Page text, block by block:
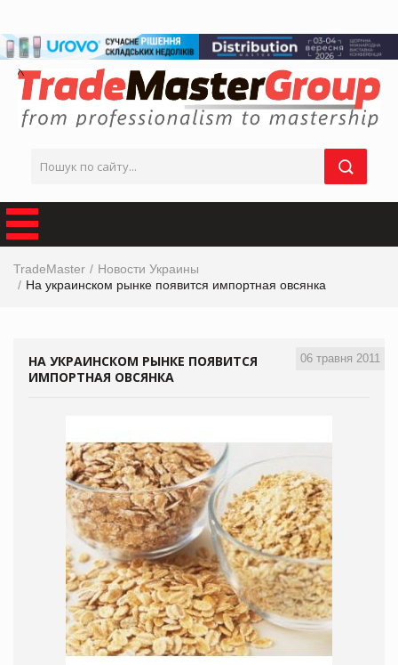
TradeMaster
Новости Украины
На украинском рынке появится импортная овсянка
06 травня 2011
НА УКРАИНСКОМ РЫНКЕ ПОЯВИТСЯ
ИМПОРТНАЯ ОВСЯНКА